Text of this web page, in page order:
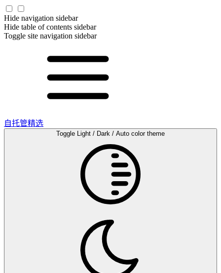
Hide navigation sidebar
Hide table of contents sidebar
Toggle site navigation sidebar
自托管精选
Toggle Light / Dark / Auto color theme